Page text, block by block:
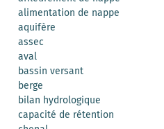
alimentation de nappe
aquifère
assec
aval
bassin versant
berge
bilan hydrologique
capacité de rétention